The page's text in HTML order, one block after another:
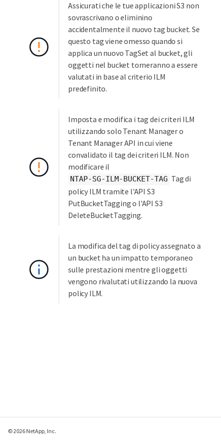
Assicurati che le tue applicazioni S3 non
sovrascrivano o eliminino
accidentalmente il nuovo tag bucket. Se
questo tag viene omesso quando si
applica un nuovo TagSet al bucket, gli
oggetti nel bucket torneranno a essere
valutati in base al criterio ILM
predefinito.
Imposta e modifica i tag dei criteri ILM
utilizzando solo Tenant Manager o
Tenant Manager API in cui viene
convalidato il tag dei criteri ILM. Non
modificare il
NTAP-SG-ILM-BUCKET-TAG Tag di
policy ILM tramite l'API S3
PutBucketTagging o l'API S3
DeleteBucketTagging.
La modifica del tag di policy assegnato a
un bucket ha un impatto temporaneo
sulle prestazioni mentre gli oggetti
vengono rivalutati utilizzando la nuova
policy ILM.
© 2026 NetApp, Inc.